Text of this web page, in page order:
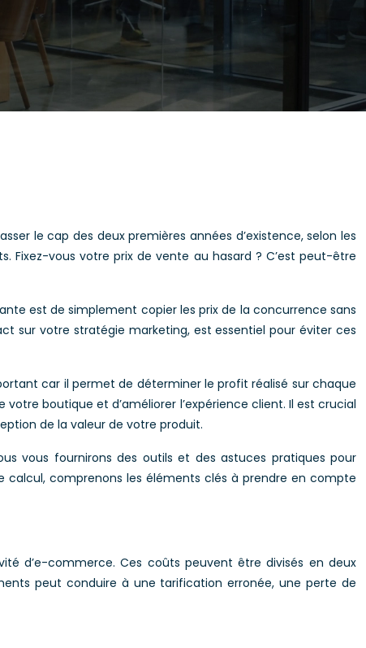
le cap des deux premières années d’existence, selon les
Fixez-vous votre prix de vente au hasard ? C’est peut-être
est de simplement copier les prix de la concurrence sans
sur votre stratégie marketing, est essentiel pour éviter ces
car il permet de déterminer le profit réalisé sur chaque
boutique et d’améliorer l’expérience client. Il est crucial
de la valeur de votre produit.
vous fournirons des outils et des astuces pratiques pour
comprenons les éléments clés à prendre en compte
d’e-commerce. Ces coûts peuvent être divisés en deux
peut conduire à une tarification erronée, une perte de